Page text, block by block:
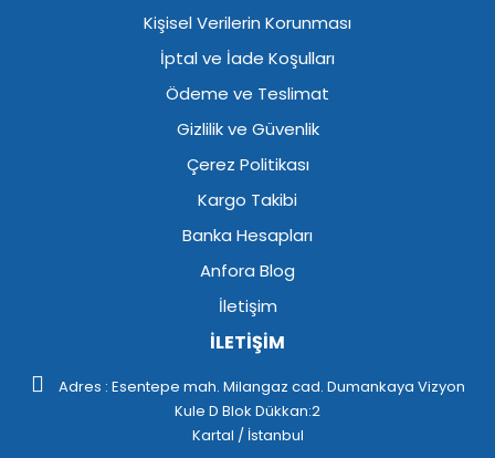
Kişisel Verilerin Korunması
İptal ve İade Koşulları
Ödeme ve Teslimat
Gizlilik ve Güvenlik
Çerez Politikası
Kargo Takibi
Banka Hesapları
Anfora Blog
İletişim
İLETİŞİM
Adres : Esentepe mah. Milangaz cad. Dumankaya Vizyon
Kule D Blok Dükkan:2
Kartal / İstanbul